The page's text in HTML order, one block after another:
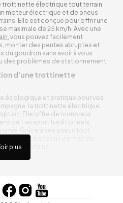
plus
trottinette électrique tout terrain
moteur électrique et de pneus
Elle est conçue pour offrir une
maximale de 25 km/h. Avec une
, vous pouvez facilement
monter des pentes abruptes et
du goudron sans avoir à vous
des problèmes de stationnement.
d'une trottinette
écologique et pratique pour vos
la trottinette électrique
Elle offre de nombreux
de transport traditionnels,
Grâce à ses pneus tout
adhérence et vous permet de
de terrains.
terrain ergonomique
à vous soucier de l’état de sa
de pneus résistants qui peuvent